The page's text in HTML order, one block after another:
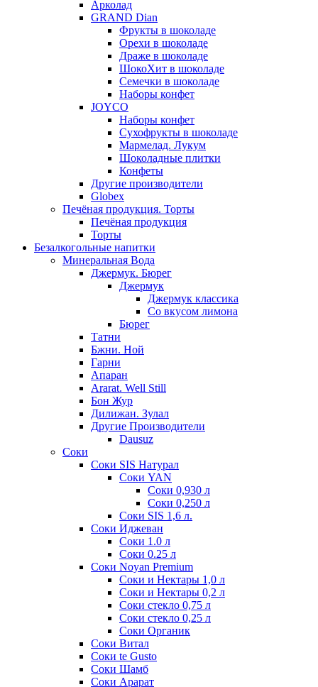
Арколад
GRAND Dian
Фрукты в шоколаде
Орехи в шоколаде
Драже в шоколаде
ШокоХит в шоколаде
Семечки в шоколаде
Наборы конфет
JOYCO
Наборы конфет
Сухофрукты в шоколаде
Мармелад. Лукум
Шоколадные плитки
Конфеты
Другие производители
Globex
Печёная продукция. Торты
Печёная продукция
Торты
Безалкогольные напитки
Минеральная Вода
Джермук. Бюрег
Джермук
Джермук классика
Со вкусом лимона
Бюрег
Татни
Бжни. Ной
Гарни
Апаран
Ararat. Well Still
Бон Жур
Дилижан. Зулал
Другие Производители
Dausuz
Соки
Соки SIS Натурал
Соки YAN
Соки 0,930 л
Соки 0,250 л
Соки SIS 1,6 л.
Соки Иджеван
Соки 1.0 л
Соки 0.25 л
Соки Noyan Premium
Соки и Нектары 1,0 л
Соки и Нектары 0,2 л
Соки стекло 0,75 л
Соки стекло 0,25 л
Соки Органик
Соки Витал
Соки te Gusto
Соки Шамб
Соки Арарат